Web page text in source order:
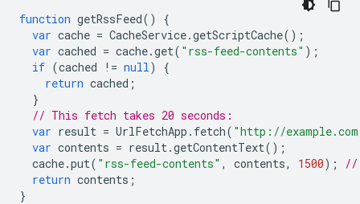
function getRssFeed()
{
var cache = CacheService.getScriptCache();
var cached = cache.get( "rss-feed-contents" );
if (cached != null)
{
return cached ;
}
// This fetch takes 20 seconds:
var result = UrlFetchApp . fetch( "http://
var contents = result.getContentText();
cache.put( "rss-feed-contents" , contents, 1500);
//
return contents ;
}